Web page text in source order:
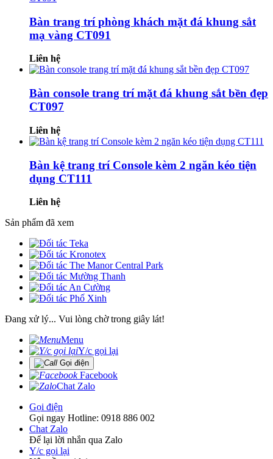
Bàn trang trí phòng khách mặt đá khung sắt
mạ vàng CT091
Liên hệ
Bàn console trang trí mặt đá khung sắt bền đẹp
CT097
Liên hệ
Bàn kệ trang trí Console kèm 2 ngăn kéo tiện
dụng CT111
Liên hệ
Sản phẩm đã xem
Đang xử lý... Vui lòng chờ trong giây lát!
Menu
Y/c gọi lại
Gọi điện
Facebook
Chat Zalo
Gọi điện
Gọi ngay Hotline: 0918 886 002
Chat Zalo
Để lại lời nhắn qua Zalo
Y/c gọi lại